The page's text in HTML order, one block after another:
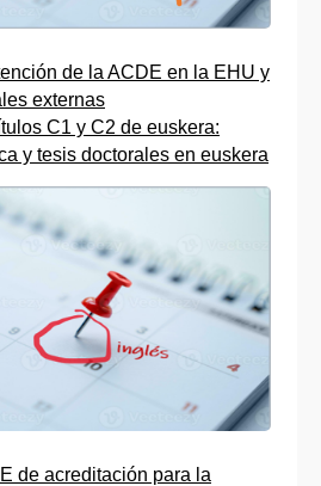
de la ACDE en la EHU y
externas
C1 y C2 de euskera:
y tesis doctorales en euskera
de acreditación para la